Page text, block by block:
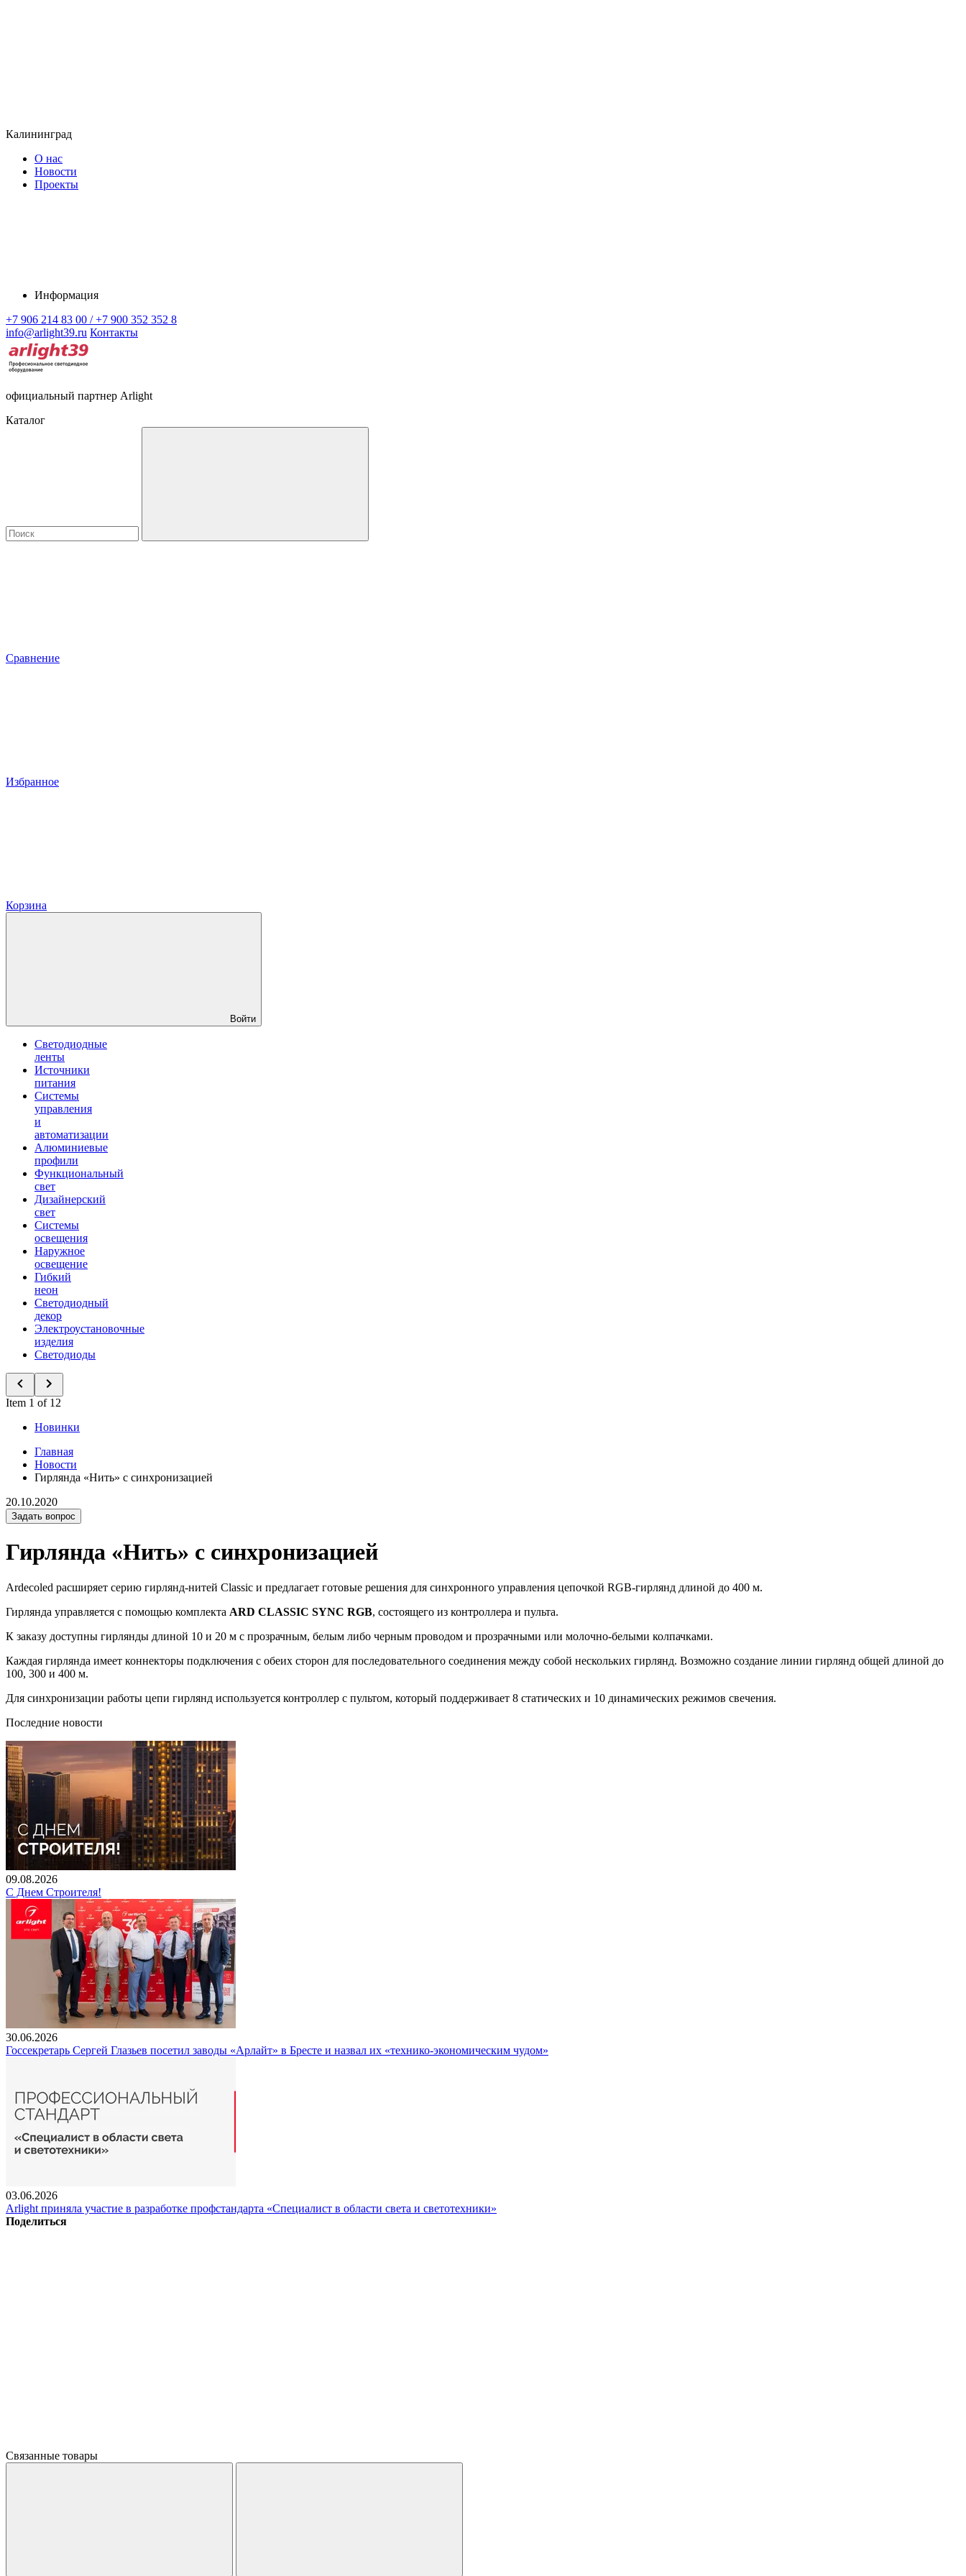
Калининград
О нас
Новости
Проекты
Информация
+7 906 214 83 00 / +7 900 352 352 8
info@arlight39.ru Контакты
официальный партнер Arlight
Каталог
Сравнение
Избранное
Корзина
Войти
Светодиодные
ленты
Источники
питания
Системы
управления
и
автоматизации
Алюминиевые
профили
Функциональный
свет
Дизайнерский
свет
Системы
освещения
Наружное
освещение
Гибкий
неон
Светодиодный
декор
Электроустановочные
изделия
Светодиоды
Item 1 of 12
Новинки
Главная
Новости
Гирлянда «Нить» с синхронизацией
20.10.2020
Задать вопрос
Гирлянда «Нить» с синхронизацией
Ardecoled расширяет серию гирлянд-нитей Classic и предлагает готовые решения для синхронного управления цепочкой RGB-гирлянд длиной до 400 м.
Гирлянда управляется с помощью комплекта ARD CLASSIC SYNC RGB, состоящего из контроллера и пульта.
К заказу доступны гирлянды длиной 10 и 20 м с прозрачным, белым либо черным проводом и прозрачными или молочно-белыми колпачками.
Каждая гирлянда имеет коннекторы подключения с обеих сторон для последовательного соединения между собой нескольких гирлянд. Возможно создание линии гирлянд общей длиной до
100, 300 и 400 м.
Для синхронизации работы цепи гирлянд используется контроллер с пультом, который поддерживает 8 статических и 10 динамических режимов свечения.
Последние новости
09.08.2026
С Днем Строителя!
30.06.2026
Госсекретарь Сергей Глазьев посетил заводы «Арлайт» в Бресте и назвал их «технико-экономическим чудом»
03.06.2026
Arlight приняла участие в разработке профстандарта «Специалист в области света и светотехники»
Поделиться
Связанные товары